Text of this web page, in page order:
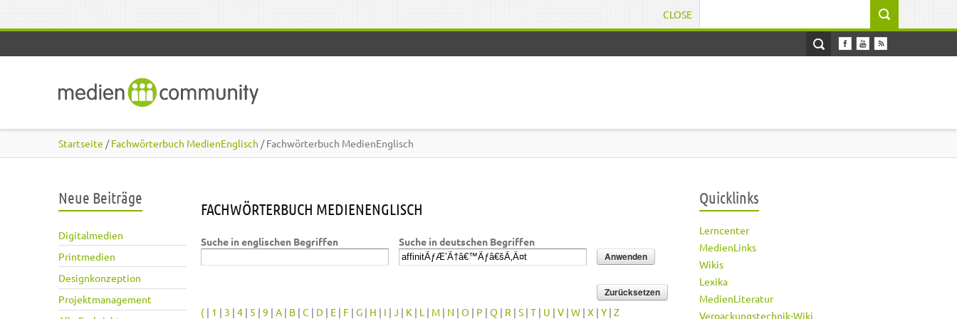
CLOSE
Startseite /Fachwörterbuch MedienEnglisch / Fachwörterbuch MedienEnglisch
Neue Beiträge
Digitalmedien
Printmedien
Designkonzeption
Projektmanagement
FACHWÖRTERBUCH MEDIENENGLISCH
Suche in englischen Begriffen Suche in deutschen Begriffen
( | 1 | 3 | 4 | 5 | 9 | A | B | C | D | E | F | G | H | I | J | K | L | M | N | O | P | Q | R | S | T | U | V | W | X | Y | Z
Quicklinks
Lerncenter
MedienLinks
Wikis
Lexika
MedienLiteratur
Verpackungstechnik-Wiki